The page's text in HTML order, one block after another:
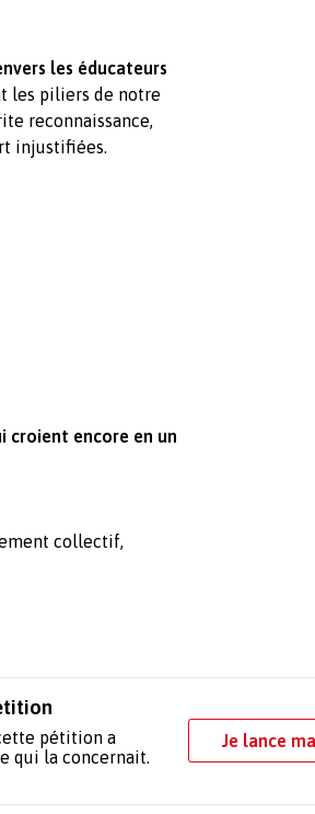
les éducateurs
les piliers de notre
reconnaissance,
injustifiées.
croient encore en un
collectif,
pétition a
qui la concernait.
Je lance